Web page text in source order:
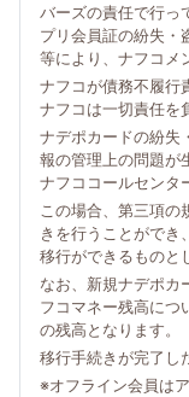
バーズの責任で行っ
プリ会員証の紛失・
等により、ナフコメ
ナフコが債務不履行
ナフコは一切責任を
ナデポカードの紛失
報の管理上の問題が
ナフココールセンタ
この場合、第三項の
きを行うことができ
移行ができるものと
なお、新規ナデポカ
フコマネー残高につ
の残高となります。
移行手続きが完了し
※オフライン会員は